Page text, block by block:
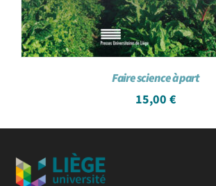
Faire science à part
15,00 €